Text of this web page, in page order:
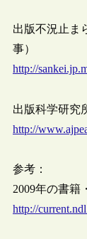
出版不況止ま
事）
http://
出版科学研究
http://
参考：
2009年の書籍
http://